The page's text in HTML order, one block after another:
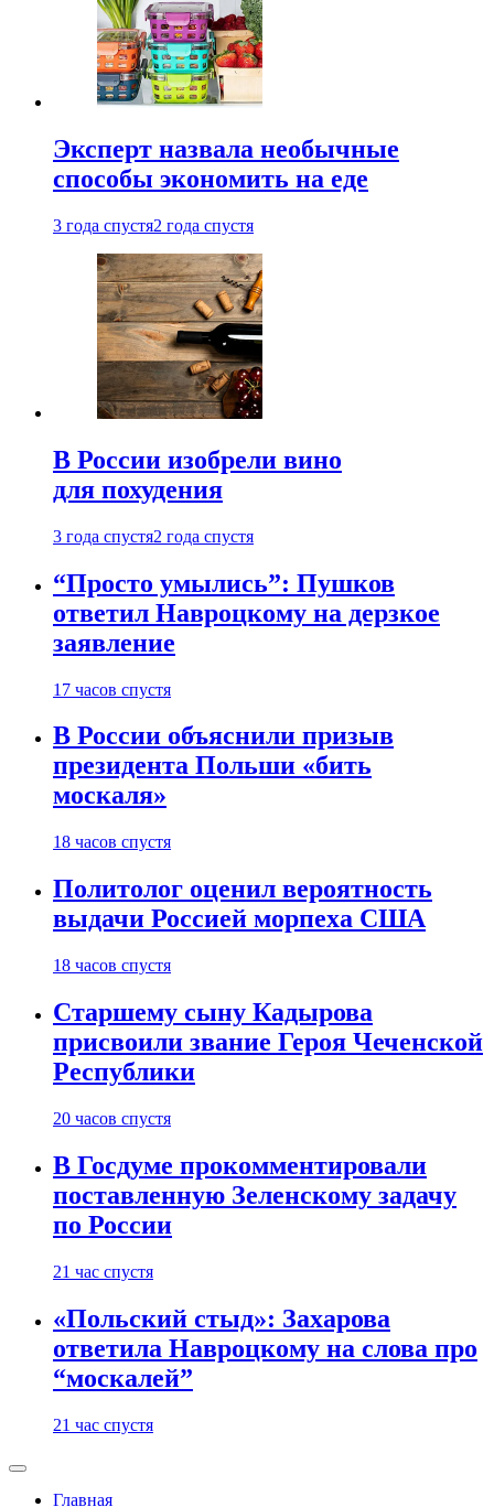
Эксперт назвала необычные
способы экономить на еде
3 года спустя2 года спустя
В России изобрели вино
для похудения
3 года спустя2 года спустя
“Просто умылись”: Пушков
ответил Навроцкому на дерзкое
заявление
17 часов спустя
В России объяснили призыв
президента Польши «бить
москаля»
18 часов спустя
Политолог оценил вероятность
выдачи Россией морпеха США
18 часов спустя
Старшему сыну Кадырова
присвоили звание Героя Чеченской
Республики
20 часов спустя
В Госдуме прокомментировали
поставленную Зеленскому задачу
по России
21 час спустя
«Польский стыд»: Захарова
ответила Навроцкому на слова про
“москалей”
21 час спустя
Главная